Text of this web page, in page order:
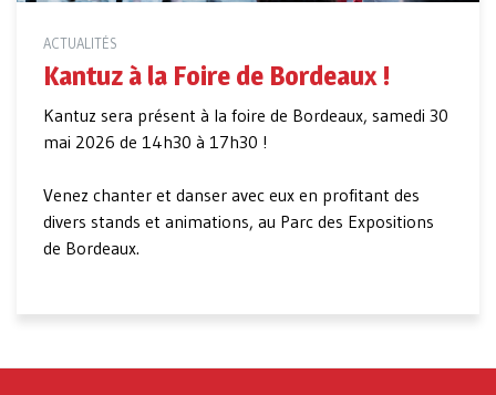
ACTUALITÉS
Kantuz à la Foire de Bordeaux !
Kantuz sera présent à la foire de Bordeaux, samedi 30
mai 2026 de 14h30 à 17h30 !
Venez chanter et danser avec eux en profitant des
divers stands et animations, au Parc des Expositions
de Bordeaux.